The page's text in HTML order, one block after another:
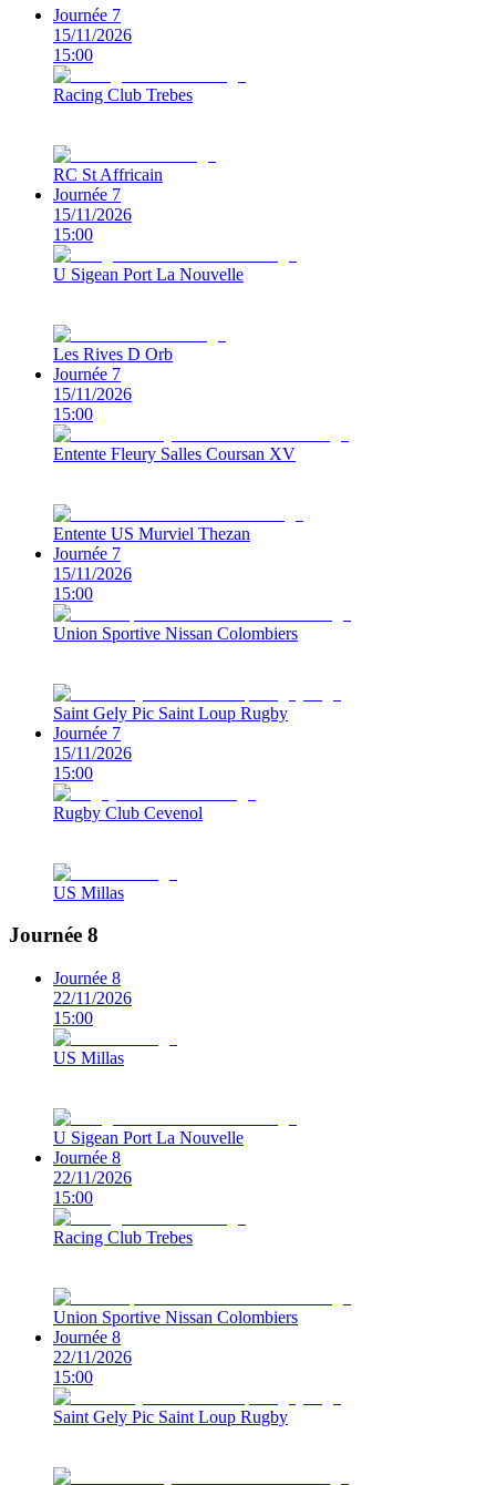
Journée 7
15/11/2026
15:00
Racing Club Trebes
RC St Affricain
Journée 7
15/11/2026
15:00
U Sigean Port La Nouvelle
Les Rives D Orb
Journée 7
15/11/2026
15:00
Entente Fleury Salles Coursan XV
Entente US Murviel Thezan
Journée 7
15/11/2026
15:00
Union Sportive Nissan Colombiers
Saint Gely Pic Saint Loup Rugby
Journée 7
15/11/2026
15:00
Rugby Club Cevenol
US Millas
Journée 8
Journée 8
22/11/2026
15:00
US Millas
U Sigean Port La Nouvelle
Journée 8
22/11/2026
15:00
Racing Club Trebes
Union Sportive Nissan Colombiers
Journée 8
22/11/2026
15:00
Saint Gely Pic Saint Loup Rugby